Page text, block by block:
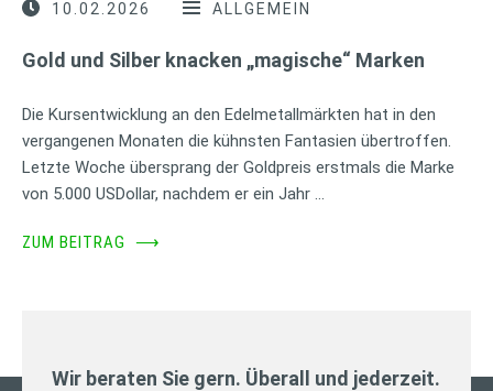
10.02.2026 ALLGEMEIN
Gold und Silber knacken „magische“ Marken
Die Kursentwicklung an den Edelmetallmärkten hat in den
vergangenen Monaten die kühnsten Fantasien übertroffen.
Letzte Woche übersprang der Goldpreis erstmals die Marke
von 5.000 USDollar, nachdem er ein Jahr …
ZUM BEITRAG ⟶
Wir beraten Sie gern. Überall und jederzeit.